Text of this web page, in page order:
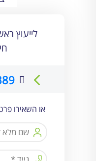
לייעוץ
או השאירו